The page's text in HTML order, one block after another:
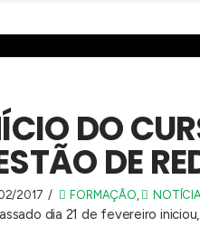
DO
DE
2017 FORMAÇÃO
dia 21 de fevereiro